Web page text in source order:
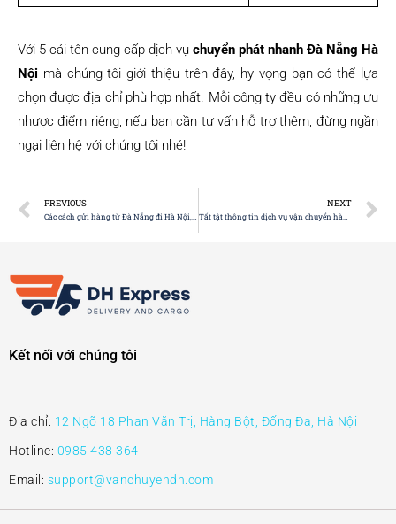
Với 5 cái tên cung cấp dịch vụ chuyển phát nhanh Đà Nẵng Hà
Nội mà chúng tôi giới thiệu trên đây, hy vọng bạn có thể lựa
chọn được địa chỉ phù hợp nhất. Mỗi công ty đều có những ưu
nhược điểm riêng, nếu bạn cần tư vấn hỗ trợ thêm, đừng ngần
ngại liên hệ với chúng tôi nhé!
PREVIOUS NEXT
Kết nối với chúng tôi
Địa chỉ: 12 Ngõ 18 Phan Văn Trị, Hàng Bột, Đống Đa, Hà Nội
Hotline: 0985 438 364
Email: support@vanchuyendh.com